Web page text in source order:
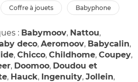
coffre à jouets babyphone
: Babymoov, Nattou,
deco, Aeromoov, Babycalin,
, Chicco, Childhome, Coupey,
, Doomoo, Doudou et
, Hauck, Ingenuity, Jollein,